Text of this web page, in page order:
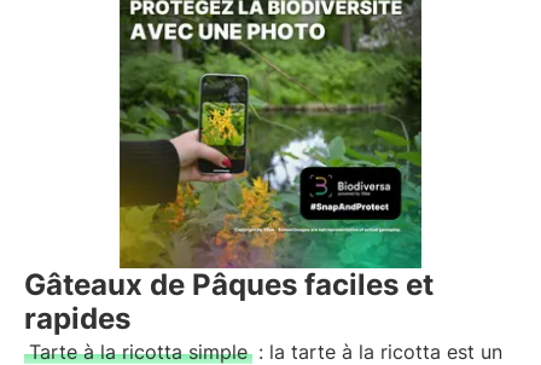
Gâteaux de Pâques faciles et
rapides
Tarte à la ricotta simple : la tarte à la ricotta est un